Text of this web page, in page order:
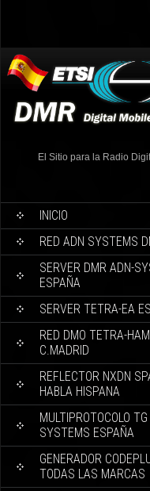
El Sitio para la Radio
INICIO
RED ADN SYSTEMS
SERVER DMR ADN-
ESPAÑA
SERVER TETRA-EA
RED DMO TETRA-HAM
C.MADRID
REFLECTOR NXDN
HABLA HISPANA
MULTIPROTOCOLO
SYSTEMS ESPAÑA
GENERADOR
TODAS LAS MARCAS